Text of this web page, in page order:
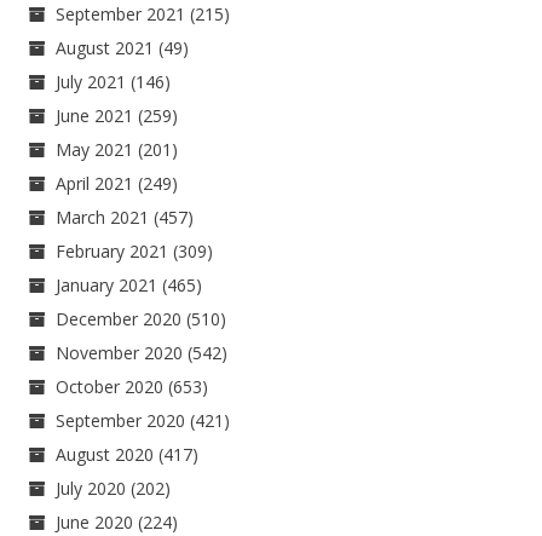
September 2021 (215)
August 2021 (49)
July 2021 (146)
June 2021 (259)
May 2021 (201)
April 2021 (249)
March 2021 (457)
February 2021 (309)
January 2021 (465)
December 2020 (510)
November 2020 (542)
October 2020 (653)
September 2020 (421)
August 2020 (417)
July 2020 (202)
June 2020 (224)